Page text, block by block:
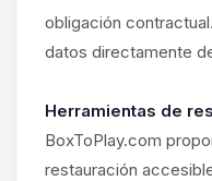
obligación
datos directamente
Herramientas de
BoxToPlay.com
restauración